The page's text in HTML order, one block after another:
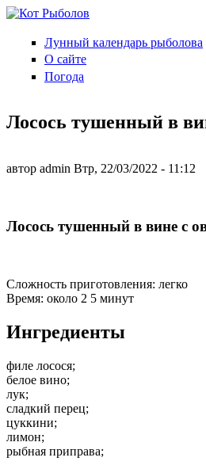
Перейти к основному содержанию
Кот
Рыболов
Лунный календарь рыболова
О сайте
Погода
Лосось тушенный в
автор admin Втр, 22/03/2022 - 11:12
Лосось тушенный в вине с
Сложность приготовления: легко
Время: около 2 5 минут
Ингредиенты
филе лосося;
белое вино;
лук;
сладкий перец;
цуккини;
лимон;
рыбная приправа;